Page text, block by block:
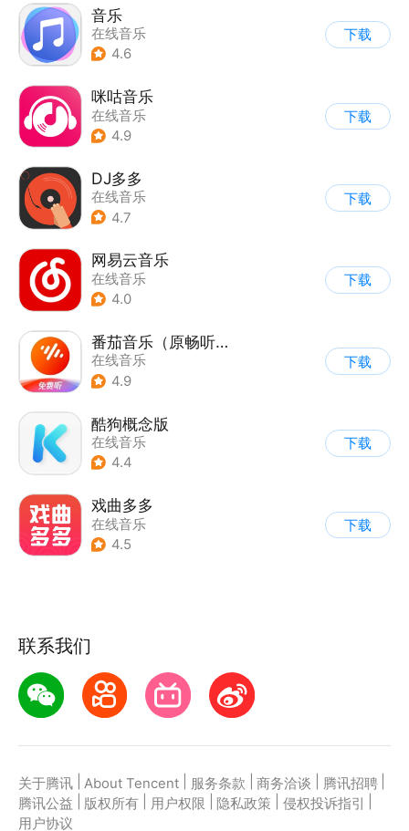
音乐
在线音乐
4.6
下载
咪咕音乐
在线音乐
4.9
下载
DJ多多
在线音乐
4.7
下载
网易云音乐
在线音乐
4.0
下载
番茄音乐（原畅听音乐）
在线音乐
4.9
下载
酷狗概念版
在线音乐
4.4
下载
戏曲多多
在线音乐
4.5
下载
联系我们
关于腾讯 About Tencent 服务条款 商务洽谈 腾讯招聘
腾讯公益
版权所有 用户权限 隐私政策 侵权投诉指引
用户协议